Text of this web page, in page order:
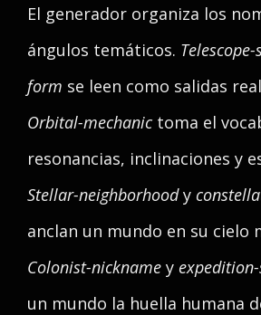
El generador organiza los
ángulos temáticos. Telescope-
form se leen como salidas
Orbital-mechanictoma el
resonancias, inclinaciones y
Stellar-neighborhoody
anclan un mundo en su cielo
Colonist-nickname y
un mundo la huella humana